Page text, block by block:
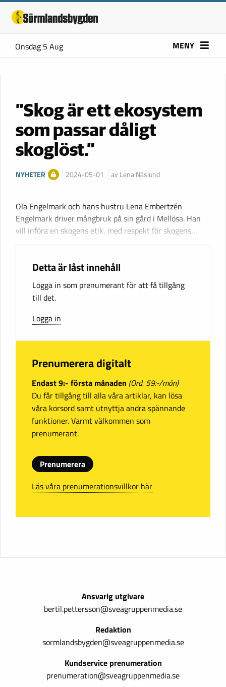
Onsdag 5 Aug MENY
”Skog är ett ekosystem
som passar dåligt
skoglöst.”
NYHETER 2024-05-01 av Lena Näslund
Ola Engelmark och hans hustru Lena Embertzén
Engelmark driver mångbruk på sin gård i Mellösa. Han
vill införa en skogens etik, med respekt för skogens…
Detta är låst innehåll
Logga in som prenumerant för att få tillgång
till det.
Logga in
Prenumerera digitalt
Endast 9:- första månaden (Ord. 59:-/mån)
Du får tillgång till alla våra artiklar, kan lösa
våra korsord samt utnyttja andra spännande
funktioner. Varmt välkommen som
prenumerant.
Prenumerera
Läs våra prenumerationsvillkor här
Ansvarig utgivare
bertil.pettersson@sveagruppenmedia.se
Redaktion
sormlandsbygden@sveagruppenmedia.se
Kundservice prenumeration
prenumeration@sveagruppenmedia.se